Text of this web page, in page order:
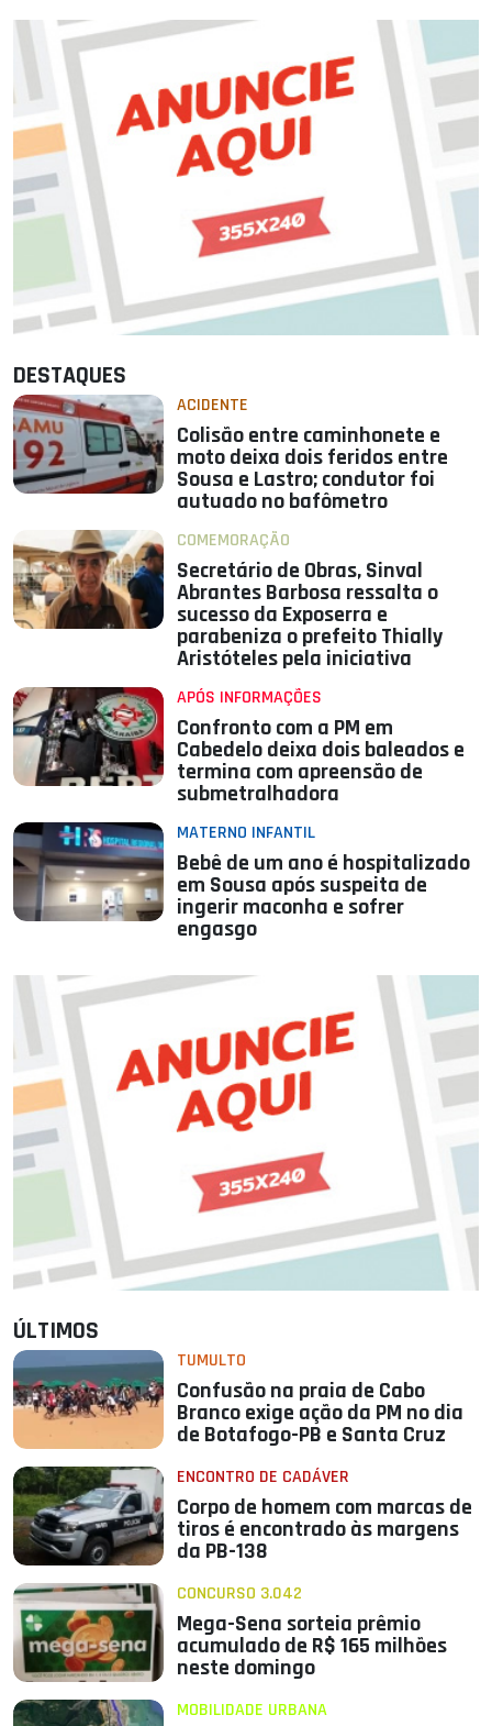
DESTAQUES
ACIDENTE
Colisão entre caminhonete e
moto deixa dois feridos entre
Sousa e Lastro; condutor foi
autuado no bafômetro
COMEMORAÇÃO
Secretário de Obras, Sinval
Abrantes Barbosa ressalta o
sucesso da Exposerra e
parabeniza o prefeito Thially
Aristóteles pela iniciativa
APÓS INFORMAÇÕES
Confronto com a PM em
Cabedelo deixa dois baleados e
termina com apreensão de
submetralhadora
MATERNO INFANTIL
Bebê de um ano é hospitalizado
em Sousa após suspeita de
ingerir maconha e sofrer
engasgo
ÚLTIMOS
TUMULTO
Confusão na praia de Cabo
Branco exige ação da PM no dia
de Botafogo-PB e Santa Cruz
ENCONTRO DE CADÁVER
Corpo de homem com marcas de
tiros é encontrado às margens
da PB-138
CONCURSO 3.042
Mega-Sena sorteia prêmio
acumulado de R$ 165 milhões
neste domingo
MOBILIDADE URBANA